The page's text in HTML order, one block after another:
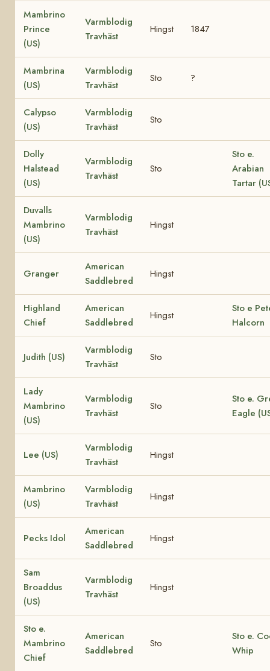
Mambrino
Prince
(US)
Varmblodig
Travhäst
Hingst 1847
Mambrina
(US)
Varmblodig
Travhäst
Sto ?
Calypso
(US)
Varmblodig
Travhäst
Sto
Dolly
Halstead
(US)
Varmblodig
Travhäst
Sto
Sto e.
Arabian
Tartar
Duvalls
Mambrino
(US)
Varmblodig
Travhäst
Hingst
Granger
American
Saddlebred
Hingst
Highland
Chief
American
Saddlebred
Hingst
Sto e
Halcorn
Judith (US)
Varmblodig
Travhäst
Sto
Lady
Mambrino
(US)
Varmblodig
Travhäst
Sto
Sto e.
Eagle
Lee (US)
Varmblodig
Travhäst
Hingst
Mambrino
(US)
Varmblodig
Travhäst
Hingst
Pecks Idol
American
Saddlebred
Hingst
Sam
Broaddus
(US)
Varmblodig
Travhäst
Hingst
Sto e.
Mambrino
Chief
American
Saddlebred
Sto
Sto e.
Whip